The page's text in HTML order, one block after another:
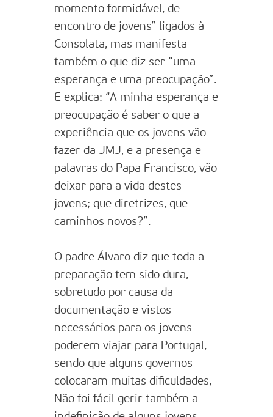
momento formidável, de
encontro de jovens” ligados à
Consolata, mas manifesta
também o que diz ser “uma
esperança e uma preocupação”.
E explica: “A minha esperança e
preocupação é saber o que a
experiência que os jovens vão
fazer da JMJ, e a presença e
palavras do Papa Francisco, vão
deixar para a vida destes
jovens; que diretrizes, que
caminhos novos?”.
O padre Álvaro diz que toda a
preparação tem sido dura,
sobretudo por causa da
documentação e vistos
necessários para os jovens
poderem viajar para Portugal,
sendo que alguns governos
colocaram muitas dificuldades,
Não foi fácil gerir também a